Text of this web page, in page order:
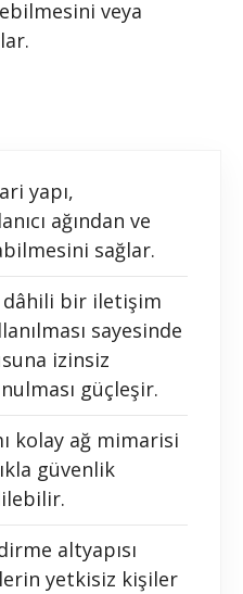
veya
yapı,
ağından ve
sağlar.
bir iletişim
sayesinde
izinsiz
güçleşir.
kolay ağ mimarisi
güvenlik
altyapısı
yetkisiz kişiler